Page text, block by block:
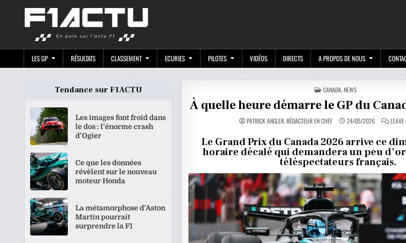
LES GP RÉSULTATS CLASSEMENT ECURIES PILOTES VIDÉOS DIRECTS A PROPOS DE NOUS
POSTED
IN
CANADA,NEWS
À quelle heure démarre le GP du
PATRICK ANGLER, RÉDACTEUR EN CHEF 24/05/2026
Le Grand Prix du Canada 2026 arrive ce
horaire décalé qui demandera un peu
téléspectateurs français.
Tendance sur F1ACTU
Les images font froid dans
le dos : l’énorme crash
d’Ogier
Ce que les données
révèlent sur le nouveau
moteur Honda
La métamorphose d’Aston
Martin pourrait
surprendre la F1